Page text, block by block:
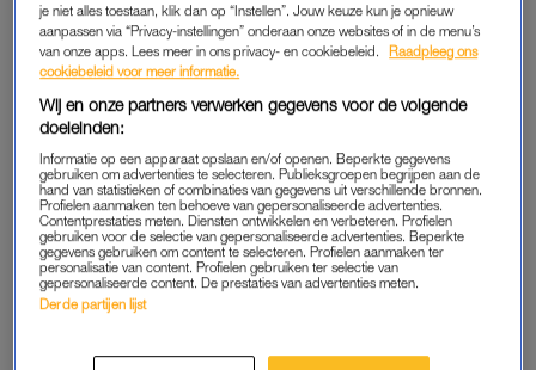
alleen méér herinneringen met de jaren, ze worden ook steeds
betekenisvoller. Er zijn nogal wat tastbare aandenkens die je
overhoudt aan deze bijzondere tijd.
Neem het geboortekaartje bijvoorbeeld. Het is een mooie
Nederlandse traditie: zodra je baby er is, stuur je het kaartje
vol enthousiasme de wereld in. Maar je eigen exemplaar? Tja,
dat belandt toch vaak ergens onder in een la. Niet gek dat je
daar eigenlijk – ook als de kleine al lang en breed is geboren –
zo nu en dan nog van wil kunnen genieten.
Zó maak je van herinneringen iets blijvends.
je niet alles toestaan, klik dan op “Instellen”. Jouw keuze kun je opnieuw
aanpassen via “Privacy-instellingen” onderaan onze websites of in de menu’s
van onze apps. Lees meer in ons privacy- en cookiebeleid.
Raadpleeg ons
cookiebeleid voor meer informatie.
Wij en onze partners verwerken gegevens voor de volgende
doeleinden:
Informatie op een apparaat opslaan en/of openen. Beperkte gegevens
gebruiken om advertenties te selecteren. Publieksgroepen begrijpen aan de
hand van statistieken of combinaties van gegevens uit verschillende bronnen.
Profielen aanmaken ten behoeve van gepersonaliseerde advertenties.
Contentprestaties meten. Diensten ontwikkelen en verbeteren. Profielen
gebruiken voor de selectie van gepersonaliseerde advertenties. Beperkte
gegevens gebruiken om content te selecteren. Profielen aanmaken ter
personalisatie van content. Profielen gebruiken ter selectie van
gepersonaliseerde content. De prestaties van advertenties meten.
Derde partijen lijst